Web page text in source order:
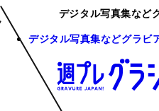
デジタル写真集など
デジタル写真集などグラビ